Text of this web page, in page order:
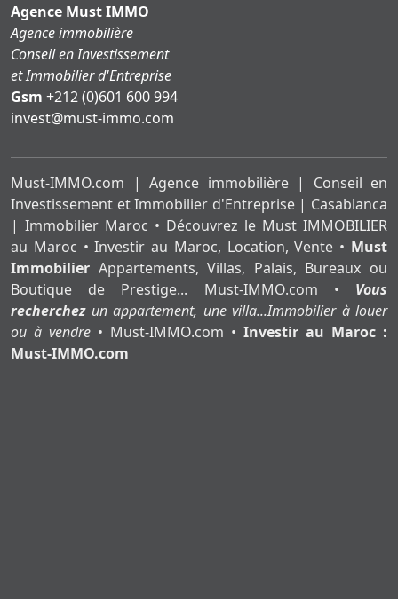
Agence Must IMMO
Agence immobilière
Conseil en Investissement
et Immobilier d'Entreprise
Gsm +212 (0)601 600 994
moc.ommi-tsum@tsevni
Must-IMMO.com | Agence immobilière | Conseil en
Investissement et Immobilier d'Entreprise | Casablanca
| Immobilier Maroc • Découvrez le Must IMMOBILIER
au Maroc • Investir au Maroc, Location, Vente • Must
Immobilier Appartements, Villas, Palais, Bureaux ou
Boutique de Prestige... Must-IMMO.com • Vous
recherchez un appartement, une villa...Immobilier à louer
ou à vendre • Must-IMMO.com • Investir au Maroc :
Must-IMMO.com